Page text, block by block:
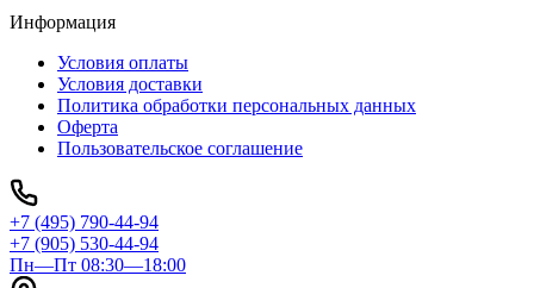
Информация
Условия оплаты
Условия доставки
Политика обработки персональных данных
Оферта
Пользовательское соглашение
+7 (495) 790-44-94
+7 (905) 530-44-94
Пн—Пт 08:30—18:00